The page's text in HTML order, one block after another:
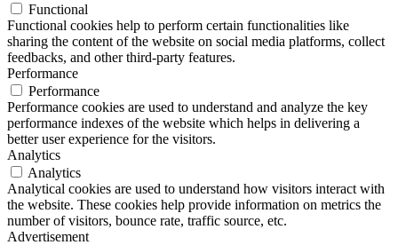
Functional
Functional cookies help to perform certain functionalities like
sharing the content of the website on social media platforms, collect
feedbacks, and other third-party features.
Performance
Performance
Performance cookies are used to understand and analyze the key
performance indexes of the website which helps in delivering a
better user experience for the visitors.
Analytics
Analytics
Analytical cookies are used to understand how visitors interact with
the website. These cookies help provide information on metrics the
number of visitors, bounce rate, traffic source, etc.
Advertisement